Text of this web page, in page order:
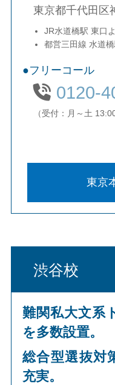
東京都千代田区
JR水道橋駅 東口
都営三田線 水道
フリーコール
0120-
（受付：月～土
東京
渋谷校
難関私大文系
を多数設置。
総合型選抜対
充実。